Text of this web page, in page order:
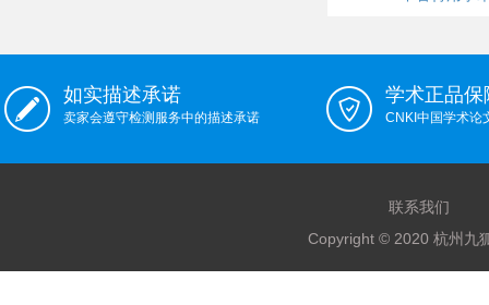
如实描述承诺
卖家会遵守检测服务中的描述承诺
学术正品保
CNKI中国学术论
联系我们
Copyright © 2020 杭州九